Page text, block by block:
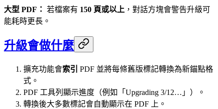
大型 PDF： 若檔案有 150 頁或以上 ，對話方塊會警告升級可
能耗時更長。
升級會做什麼
擴充功能會索引 PDF 並將每條舊版標記轉換為新錨點格
式。
PDF 工具列顯示進度（例如「Upgrading 3/12…」）。
轉換後大多數標記會自動顯示在 PDF 上。